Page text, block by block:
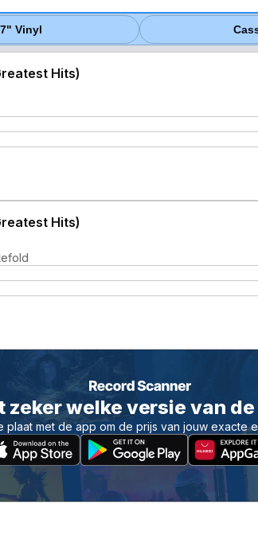
7" Vinyl
Hits)
Hits)
zeker welke versie van
plaat met de app om de prijs van jouw exacte